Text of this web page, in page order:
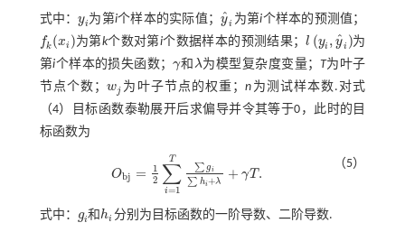
式中：yi
yi 为第i个样本的实际值；y
ˆi
y^ i为第i个样本的预测值；
fk (xi )
f(xi) 为第k个数对第i个数据样本的预测结果；l (yi , y
ˆi )
lyi,y^i
为
第i个样本的损失函数；γ
γ和 λ
λ 为模型复杂度变量； T为叶子
节点个数；wj
wj 为叶子节点的权重；n 为测试样本数.对式
（4）
目标函数泰勒展开后求偏导并令其等于0，此时的目
标函数为
Obj =
1
2 ∑
i=1
T
∑ gi
∑ hi+λ
+ γT .
Obj= 12 ∑i= 1T ∑ gi∑hi+λ+ γT.
（5）
式中： gi
gi和hi
hi 分别为目标函数的一阶导数、二阶导数.